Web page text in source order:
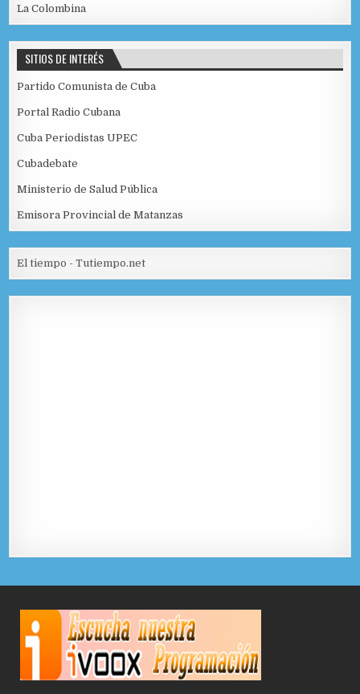
La Colombina
SITIOS DE INTERÉS
Partido Comunista de Cuba
Portal Radio Cubana
Cuba Periodistas UPEC
Cubadebate
Ministerio de Salud Pública
Emisora Provincial de Matanzas
El tiempo - Tutiempo.net